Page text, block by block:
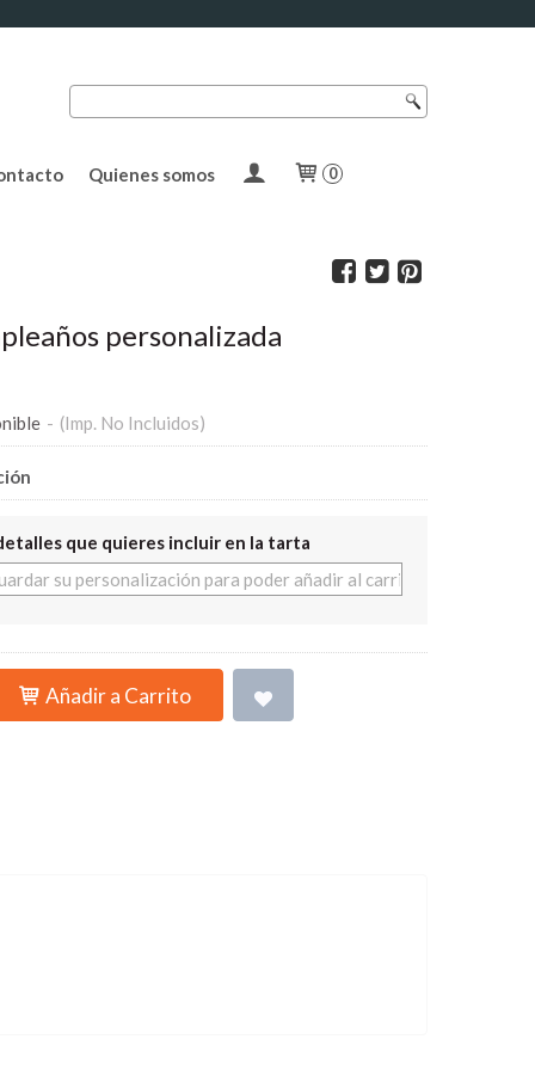
Quienes somos 0
personalizada
- (Imp. No Incluidos)
que quieres incluir en la tarta
Añadir a Carrito